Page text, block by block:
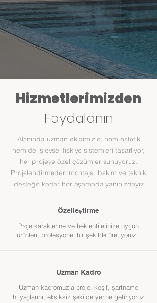
Hizmetlerimizden
Faydalanın
Alanında uzman ekibimizle, hem estetik
hem de işlevsel fıskiye sistemleri tasarlıyor,
her projeye özel çözümler sunuyoruz.
Projelendirmeden montaja, bakım ve teknik
desteğe kadar her aşamada yanınızdayız
Özelleştirme
Proje karakterine ve beklentilerinize uygun
ürünleri, profesyonel bir şekilde üretiyoruz.
Uzman Kadro
Uzman kadromuzla proje, keşif, şartname
ihtiyaçlarını, eksiksiz şekilde yerine getiriyoruz.